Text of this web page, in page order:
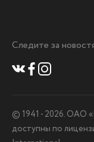
Следите за
© 1941 - 2026. ОАО
доступны по